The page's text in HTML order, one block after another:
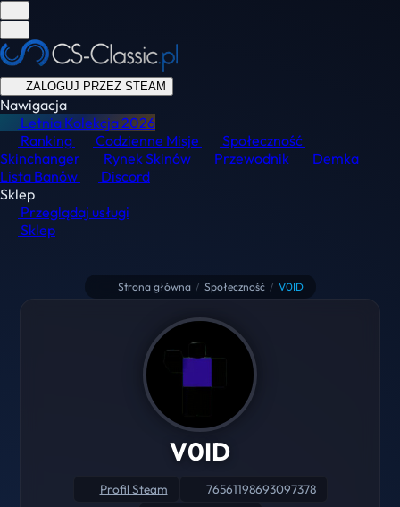
ZALOGUJ PRZEZ STEAM
Nawigacja
Letnia Kolekcja2026
Ranking
Codzienne Misje
Społeczność
Skinchanger
Rynek Skinów Przewodnik
Demka
Lista Banów
Discord
Sklep
Przeglądaj usługi
Sklep
Strona główna / Społeczność / V0ID
V0ID
Profil Steam
76561198693097378